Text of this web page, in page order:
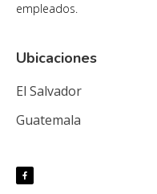
empleados.
Ubicaciones
El Salvador
Guatemala